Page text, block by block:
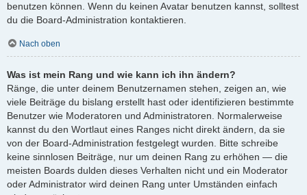
benutzen können. Wenn du keinen Avatar benutzen kannst, solltest
du die Board-Administration kontaktieren.
Nach oben
Was ist mein Rang und wie kann ich ihn ändern?
Ränge, die unter deinem Benutzernamen stehen, zeigen an, wie
viele Beiträge du bislang erstellt hast oder identifizieren bestimmte
Benutzer wie Moderatoren und Administratoren. Normalerweise
kannst du den Wortlaut eines Ranges nicht direkt ändern, da sie
von der Board-Administration festgelegt wurden. Bitte schreibe
keine sinnlosen Beiträge, nur um deinen Rang zu erhöhen — die
meisten Boards dulden dieses Verhalten nicht und ein Moderator
oder Administrator wird deinen Rang unter Umständen einfach